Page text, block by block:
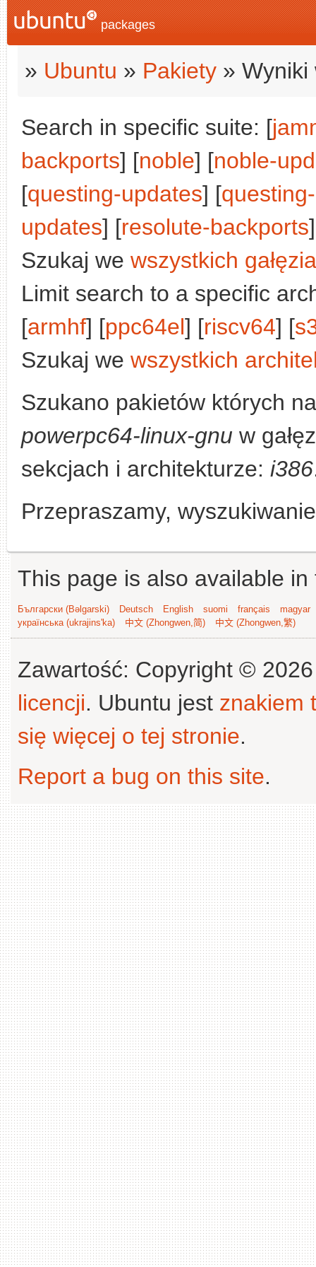
packages
» Ubuntu » Pakiety » Wyniki
Search in specific suite: [
backports] [noble] [noble-
[questing-updates] [
updates] [resolute-backports
Szukaj we wszystkich
Limit search to a specific
[armhf] [ppc64el] [riscv64] [
Szukaj we wszystkich
Szukano pakietów których
powerpc64-linux-gnu w
sekcjach i architekturze: i386
Przepraszamy,
This page is also available
Български (Bəlgarski) Deutsch English suomi français
magyar
українська (ukrajins'ka)
中文 (Zhongwen,简) 中文 (Zhongwen,繁)
Zawartość: Copyright ©
licencji. Ubuntu jest znakiem
się więcej o tej stronie.
Report a bug on this site.